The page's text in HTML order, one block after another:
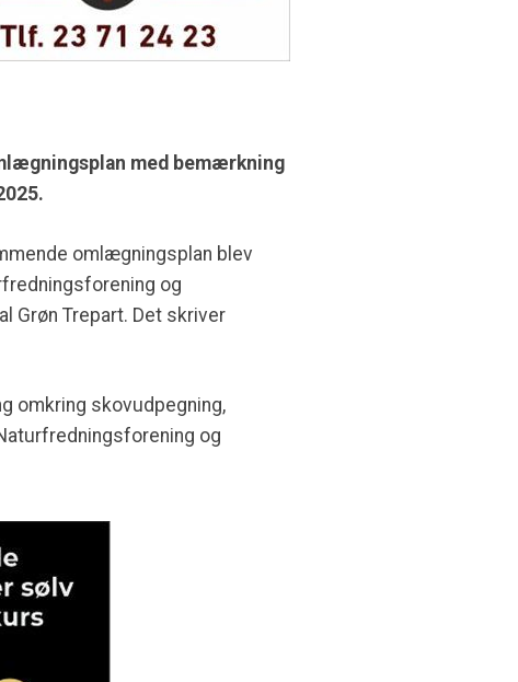
med bemærkning
omlægningsplan blev
og
Grøn Trepart. Det skriver
omkring skovudpegning,
og